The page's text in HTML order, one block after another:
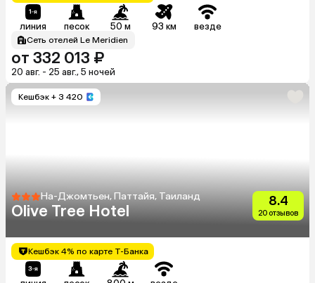
линия песок 50 м 93 км везде
Сеть отелей Le Meridien
от 332 013 ₽
20 авг. - 25 авг., 5 ночей
Кешбэк + 3 420
На-Джомтьен, Паттайя, Таиланд
Olive Tree Hotel
8.4
20 отзывов
Кешбэк 4% по карте Т-Банка